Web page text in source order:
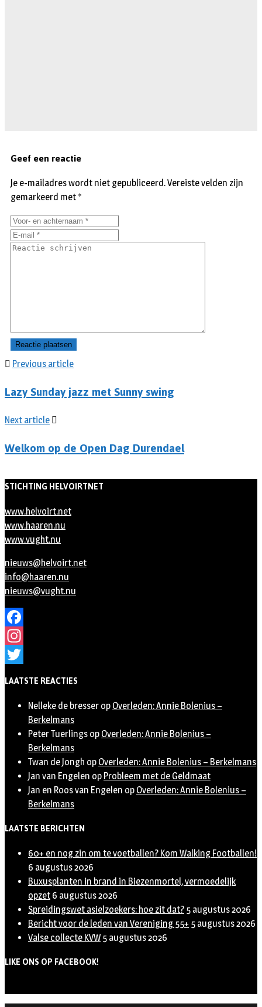
Previous article
Lazy Sunday jazz met Sunny swing
Next article
Welkom op de Open Dag Durendael
Geef een reactie
Je e-mailadres wordt niet gepubliceerd.Vereiste velden zijn
gemarkeerd met *
STICHTING HELVOIRTNET
www.helvoirt.net
www.haaren.nu
www.vught.nu
nieuws@helvoirt.net
info@haaren.nu
nieuws@vught.nu
Facebook
Instagram
LAATSTE REACTIES
Nelleke de bresser op Overleden: Annie Bolenius –
Berkelmans
Peter Tuerlings op Overleden: Annie Bolenius –
Berkelmans
Twan de Jongh op Overleden: Annie Bolenius – Berkelmans
Jan van Engelen op Probleem met de Geldmaat
Jan en Roos van Engelen op Overleden: Annie Bolenius –
Berkelmans
LAATSTE BERICHTEN
60+ en nog zin om te voetballen? Kom Walking Footballen!
6 augustus 2026
Buxusplanten in brand in Biezenmortel, vermoedelijk
opzet 6 augustus 2026
Spreidingswet asielzoekers: hoe zit dat? 5 augustus 2026
Bericht voor de leden van Vereniging 55+ 5 augustus 2026
Valse collecte KVW 5 augustus 2026
LIKE ONS OP FACEBOOK!